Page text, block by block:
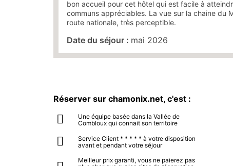
bon accueil pour cet hôtel qui est facile à
communs appréciables. La vue sur la chaine du
route nationale, très perceptible.
Date du séjour : mai 2026
Réserver sur chamonix.net, c'est :
Une équipe basée dans la Vallée de
Combloux qui connait son territoire
Service Client * * * * * à votre disposition
avant et pendant votre séjour
Meilleur prix garanti, vous ne paierez pas